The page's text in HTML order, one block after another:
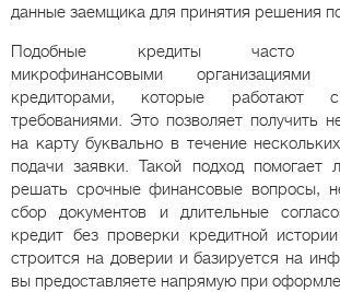
данные заемщика для принятия решения
Подобные кредиты часто
микрофинансовыми
кредиторами, которые работают
требованиями. Это позволяет получить
на карту буквально в течение
подачи заявки. Такой подход помогает
решать срочные финансовые вопросы,
сбор документов и длительные
кредит без проверки кредитной
строится на доверии и базируется на
вы предоставляете напрямую при